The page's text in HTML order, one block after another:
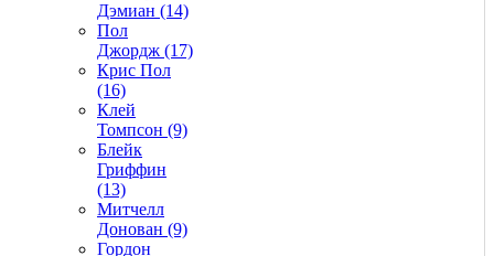
Дэмиан (14)
Пол
Джордж (17)
Крис Пол
(16)
Клей
Томпсон (9)
Блейк
Гриффин
(13)
Митчелл
Донован (9)
Гордон